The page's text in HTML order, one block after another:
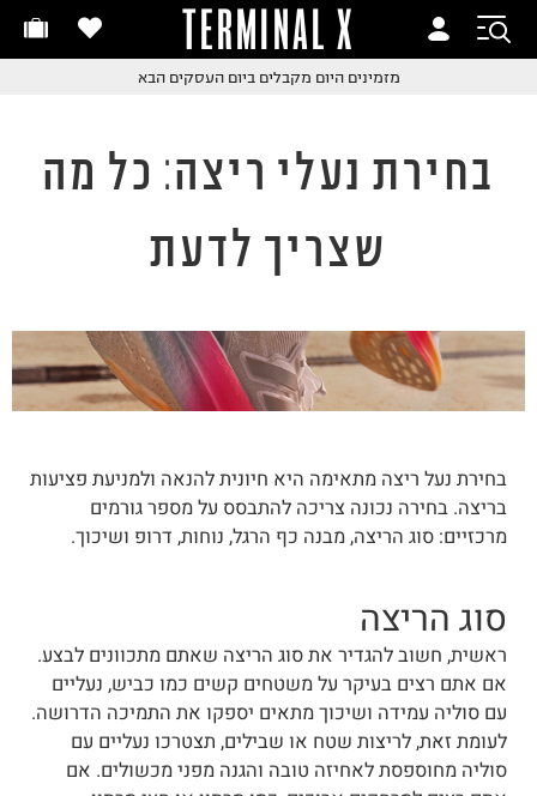
TERMINAL X
עם שליח עד הבית!
מזמינים היום מקבלים ביום העסקים הבא
בחירת נעלי ריצה: כל מה
שצריך לדעת
בחירת נעל ריצה מתאימה היא חיונית להנאה ולמניעת פציעות
בריצה. בחירה נכונה צריכה להתבסס על מספר גורמים
מרכזיים: סוג הריצה, מבנה כף הרגל, נוחות, דרופ ושיכוך.
סוג הריצה
ראשית, חשוב להגדיר את סוג הריצה שאתם מתכוונים לבצע.
אם אתם רצים בעיקר על משטחים קשים כמו כביש, נעליים
עם סוליה עמידה ושיכוך מתאים יספקו את התמיכה הדרושה.
לעומת זאת, לריצות שטח או שבילים, תצטרכו נעליים עם
סוליה מחוספסת לאחיזה טובה והגנה מפני מכשולים. אם